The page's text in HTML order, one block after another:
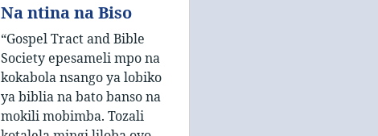
Na ntina na Biso
“Gospel Tract and Bible
Society epesameli mpo na
kokabola nsango ya lobiko
ya biblia na bato banso na
mokili mobimba. Tozali